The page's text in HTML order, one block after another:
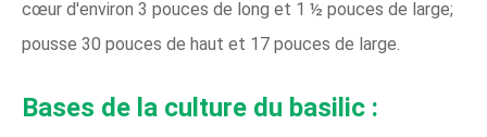
cœur d'environ 3 pouces de long et 1 ½ pouces de large;
pousse 30 pouces de haut et 17 pouces de large.
Bases de la culture du basilic :